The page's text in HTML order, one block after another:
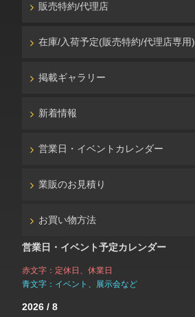
販売特約/代理店
在庫/入荷予定(販売特約/代理店専用)
掲載ギャラリー
新着情報
営業日・イベントカレンダー
業販のお見積り
お買い物方法
営業日・イベント予定カレンダー
赤文字：定休日、休業日
青文字：イベント、展示会など
2026 / 8